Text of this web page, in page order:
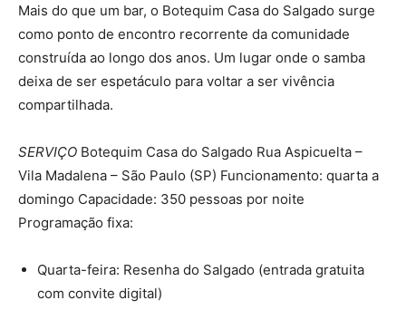
Mais do que um bar, o Botequim Casa do Salgado surge
como ponto de encontro recorrente da comunidade
construída ao longo dos anos. Um lugar onde o samba
deixa de ser espetáculo para voltar a ser vivência
compartilhada.
SERVIÇO Botequim Casa do Salgado Rua Aspicuelta –
Vila Madalena – São Paulo (SP) Funcionamento: quarta a
domingo Capacidade: 350 pessoas por noite
Programação fixa:
Quarta-feira: Resenha do Salgado (entrada gratuita
com convite digital)